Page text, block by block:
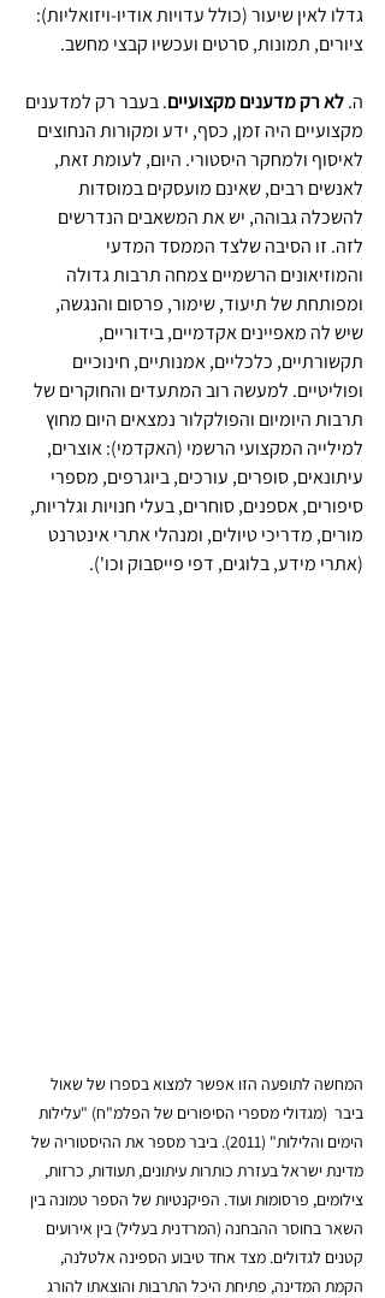
גדלו לאין שיעור (כולל עדויות אודיו-ויזואליות):
ציורים, תמונות, סרטים ועכשיו קבצי מחשב.
ה. לא רק מדענים מקצועיים. בעבר רק למדענים
מקצועיים היה זמן, כסף, ידע ומקורות הנחוצים
לאיסוף ולמחקר היסטורי. היום, לעומת זאת,
לאנשים רבים, שאינם מועסקים במוסדות
להשכלה גבוהה, יש את המשאבים הנדרשים
לזה. זו הסיבה שלצד הממסד המדעי
והמוזיאונים הרשמיים צמחה תרבות גדולה
ומפותחת של תיעוד, שימור, פרסום והנגשה,
שיש לה מאפיינים אקדמיים, בידוריים,
תקשורתיים, כלכליים, אמנותיים, חינוכיים
ופוליטיים. למעשה רוב המתעדים והחוקרים של
תרבות היומיום והפולקלור נמצאים היום מחוץ
למילייה המקצועי הרשמי (האקדמי): אוצרים,
עיתונאים, סופרים, עורכים, ביוגרפים, מספרי
סיפורים, אספנים, סוחרים, בעלי חנויות וגלריות,
מורים, מדריכי טיולים, ומנהלי אתרי אינטרנט
(אתרי מידע, בלוגים, דפי פייסבוק וכו').
המחשה לתופעה הזו אפשר למצוא בספרו של שאול
ביבר  (מגדולי מספרי הסיפורים של הפלמ"ח) "עלילות
הימים והלילות" (2011). ביבר מספר את ההיסטוריה של
מדינת ישראל בעזרת כותרות עיתונים, תעודות, כרזות,
צילומים, פרסומות ועוד. הפיקנטיות של הספר טמונה בין
השאר בחוסר ההבחנה (המרדנית בעליל) בין אירועים
קטנים לגדולים. מצד אחד טיבוע הספינה אלטלנה,
הקמת המדינה, פתיחת היכל התרבות והוצאתו להורג